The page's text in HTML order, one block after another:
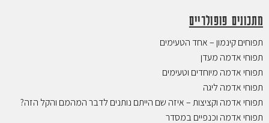
מתכונים פופולריים
תפוחים קינמון – אחד הטעימים
תפוחי אדמה מעדן
תפוחי אדמה מיוחדים וטעימים
תפוחי אדמה ליגה
תפוחי אדמה וקציצות – איזה שם הייתם נותנים לדבר המהמם והקל הזה?
תפוחי אדמה וכנפיים במסדר